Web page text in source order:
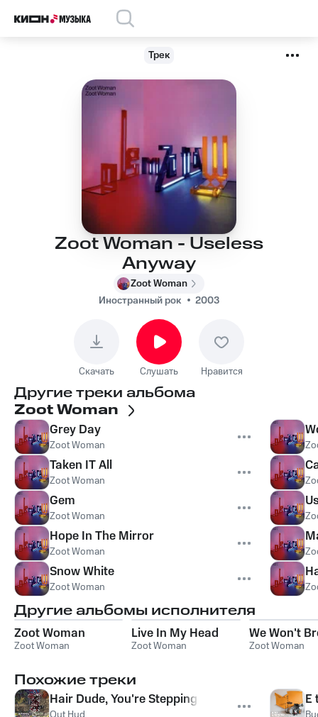
Трек
Zoot Woman - Useless
Anyway
Zoot Woman
Иностранный рок
2003
Скачать Слушать Нравится
Другие треки альбома
Zoot Woman
Grey Day
Zoot Woman
Taken IT All
Zoot Woman
Gem
Zoot Woman
Hope In The Mirror
Zoot Woman
Snow White
Zoot Woman
Другие альбомы исполнителя
Zoot Woman
Zoot Woman
Live In My Head
Zoot Woman
We Won't
Zoot Woman
Похожие треки
Hair Dude, You're Stepping On My Mystique E